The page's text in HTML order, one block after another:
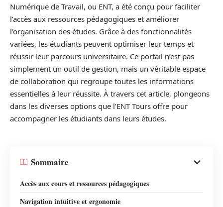
Numérique de Travail, ou ENT, a été conçu pour faciliter
l’accès aux ressources pédagogiques et améliorer
l’organisation des études. Grâce à des fonctionnalités
variées, les étudiants peuvent optimiser leur temps et
réussir leur parcours universitaire. Ce portail n’est pas
simplement un outil de gestion, mais un véritable espace
de collaboration qui regroupe toutes les informations
essentielles à leur réussite. À travers cet article, plongeons
dans les diverses options que l’ENT Tours offre pour
accompagner les étudiants dans leurs études.
Sommaire
Accès aux cours et ressources pédagogiques
Navigation intuitive et ergonomie